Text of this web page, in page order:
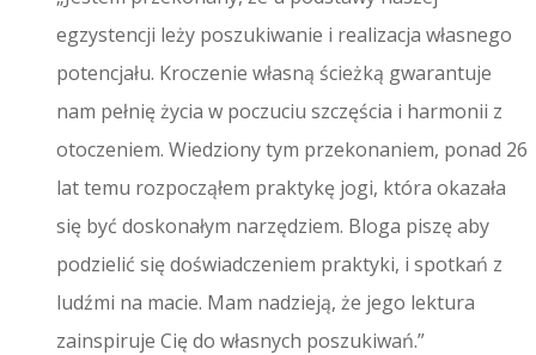
egzystencji leży poszukiwanie i realizacja własnego
potencjału. Kroczenie własną ścieżką gwarantuje
nam pełnię życia w poczuciu szczęścia i harmonii z
otoczeniem. Wiedziony tym przekonaniem, ponad 26
lat temu rozpocząłem praktykę jogi, która okazała
się być doskonałym narzędziem. Bloga piszę aby
podzielić się doświadczeniem praktyki, i spotkań z
ludźmi na macie. Mam nadzieją, że jego lektura
zainspiruje Cię do własnych poszukiwań.”